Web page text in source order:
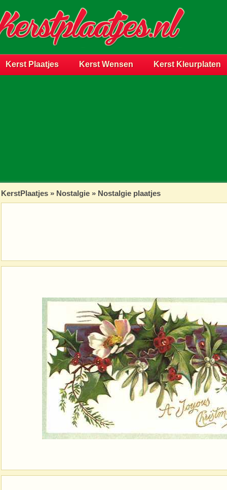
Kerst Plaatjes Kerst Wensen Kerst Kleurplaten
KerstPlaatjes » Nostalgie » Nostalgie plaatjes